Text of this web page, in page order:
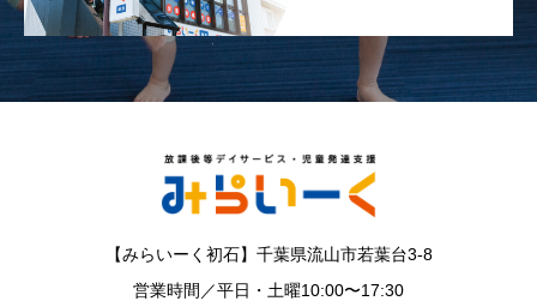
【みらいーく初石】千葉県流山市若葉台3-8
営業時間／平日・土曜10:00〜17:30